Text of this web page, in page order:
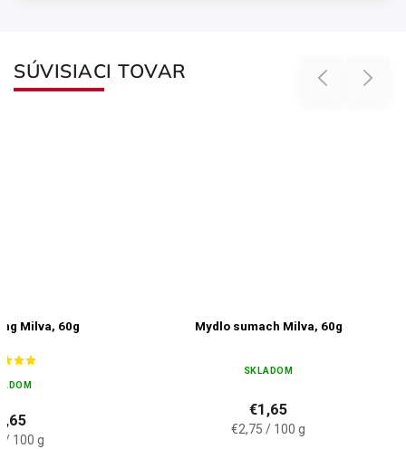
SÚVISIACI TOVAR Previous
Milva, 60g
/ 100 g
Mydlo sumach Milva, 60g
SKLADOM
€1,65
€2,75 / 100 g
Next